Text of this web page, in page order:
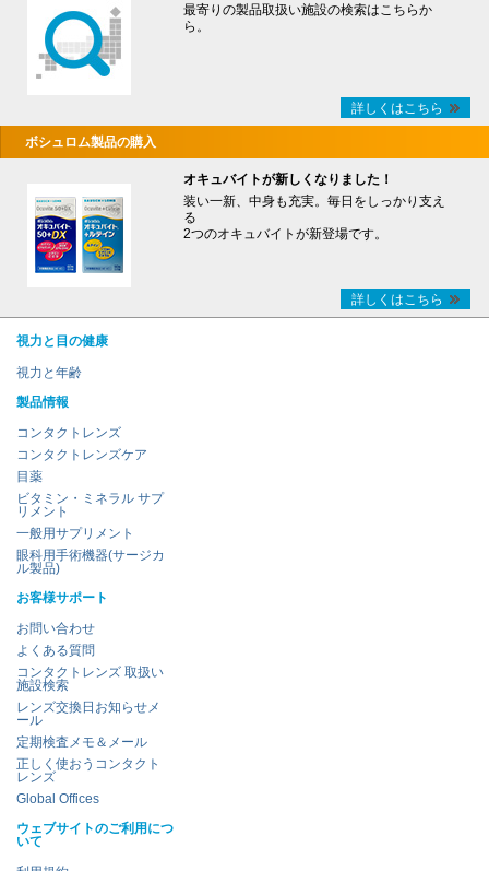
最寄りの製品取扱い施設の検索はこちらか
ら。
詳しくはこちら
ボシュロム製品の購入
オキュバイトが新しくなりました！
装い一新、中身も充実。毎日をしっかり支え
る
2つのオキュバイトが新登場です。
詳しくはこちら
視力と目の健康
視力と年齢
製品情報
コンタクトレンズ
コンタクトレンズケア
目薬
ビタミン・ミネラル サプ
リメント
一般用サプリメント
眼科用手術機器(サージカ
ル製品)
お客様サポート
お問い合わせ
よくある質問
コンタクトレンズ 取扱い
施設検索
レンズ交換日お知らせメ
ール
定期検査メモ＆メール
正しく使おうコンタクト
レンズ
Global Offices
ウェブサイトのご利用につ
いて